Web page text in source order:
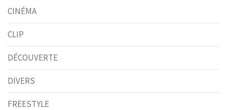
CINÉMA
CLIP
DÉCOUVERTE
DIVERS
FREESTYLE